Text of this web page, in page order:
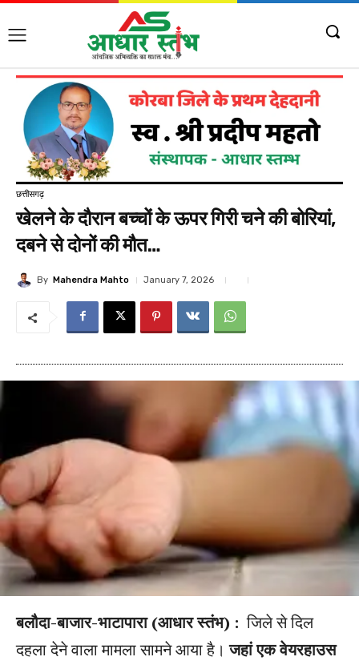
छत्तीसगढ़
खेलने के दौरान बच्चों के ऊपर गिरी चने की बोरियां,
दबने से दोनों की मौत…
By Mahendra Mahto January 7, 2026
बलौदा-बाजार-भाटापारा (आधार स्तंभ) :जिले से दिल
दहला देने वाला मामला सामने आया है।जहां एक वेयरहाउस